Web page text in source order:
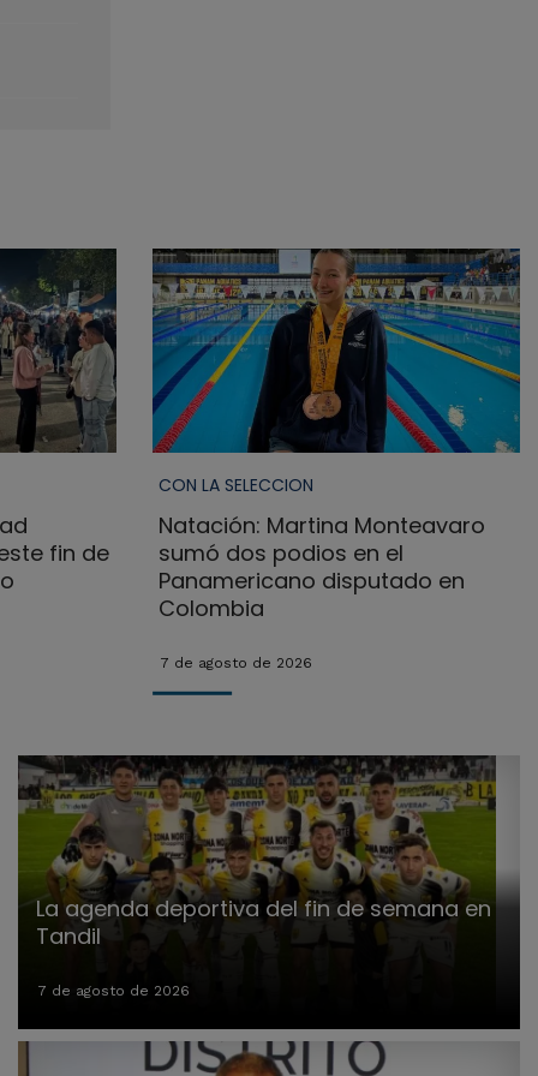
fin de
CON LA SELECCION
Natación: Martina Monteavaro
sumó dos podios en el
Panamericano disputado en
Colombia
7 de agosto de 2026
La agenda deportiva del fin de semana en
Tandil
7 de agosto de 2026